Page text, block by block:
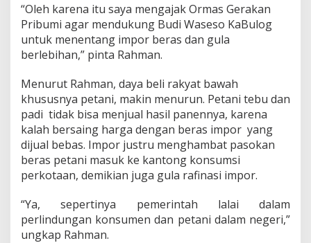
“Oleh karena itu saya mengajak Ormas Gerakan
Pribumi agar mendukung Budi Waseso KaBulog
untuk menentang impor beras dan gula
berlebihan,” pinta Rahman.
Menurut Rahman, daya beli rakyat bawah
khususnya petani, makin menurun. Petani tebu dan
padi tidak bisa menjual hasil panennya, karena
kalah bersaing harga dengan beras impor yang
dijual bebas. Impor justru menghambat pasokan
beras petani masuk ke kantong konsumsi
perkotaan, demikian juga gula rafinasi impor.
“Ya, sepertinya pemerintah lalai dalam
perlindungan konsumen dan petani dalam negeri,”
ungkap Rahman.